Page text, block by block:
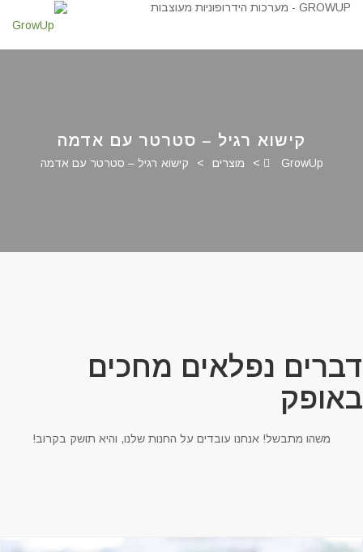
קישוא רגיל – סטרטר עם אדמה
GrowUp
> מוצרים > קישוא רגיל – סטרטר עם אדמה
נפלאים מחכים
משהו מתבשל! אנחנו עובדים על החנות שלנו, והיא תושק בקרוב!